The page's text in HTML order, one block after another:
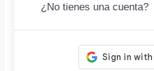
¿No tienes una cuenta?